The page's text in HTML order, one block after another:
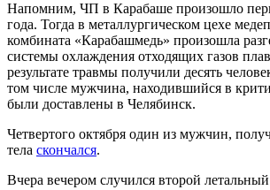
Напомним, ЧП в Карабаше произошло
года. Тогда в металлургическом цехе
комбината «Карабашмедь» произошла
системы охлаждения отходящих газов
результате травмы получили десять
том числе мужчина, находившийся в
были доставлены в Челябинск.
Четвертого октября один из мужчин,
тела скончался.
Вчера вечером случился второй